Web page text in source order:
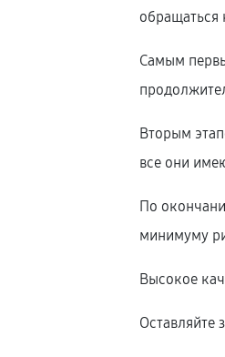
обращаться
Самым
Вторым
все они
По
минимуму
Высокое
Оставляйте